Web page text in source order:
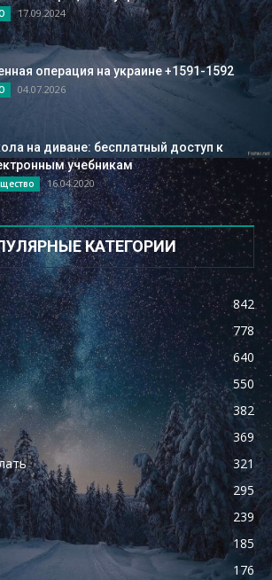
17.09.2024
операция на украине +1591-1592
04.07.2026
на диване: бесплатный доступ к
учебникам
16.04.2020
КАТЕГОРИИ
842
778
640
550
382
369
321
295
239
185
176